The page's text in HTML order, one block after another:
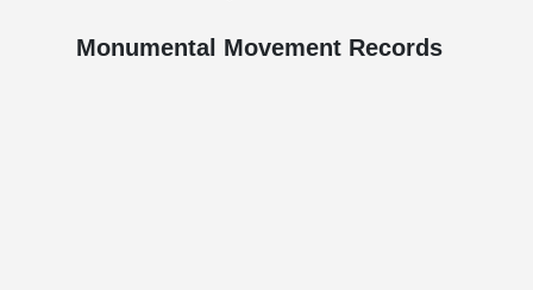
Monumental Movement Records